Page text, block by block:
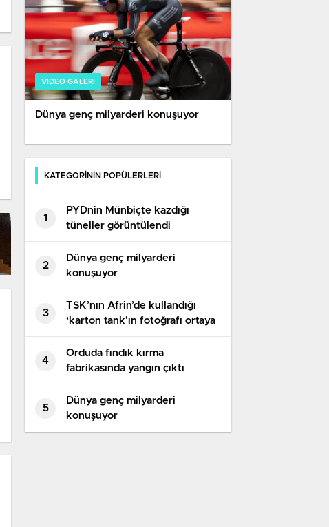
VIDEO GALERI
Dünya genç milyarderi konuşuyor
KATEGORİNİN POPÜLERLERİ
1
PYDnin Münbiçte kazdığı
tüneller görüntülendi​
2
Dünya genç milyarderi
konuşuyor
3
TSK’nın Afrin’de kullandığı
‘karton tank’ın fotoğrafı ortaya
çıktı
4
Orduda fındık kırma
fabrikasında yangın çıktı
5
Dünya genç milyarderi
konuşuyor